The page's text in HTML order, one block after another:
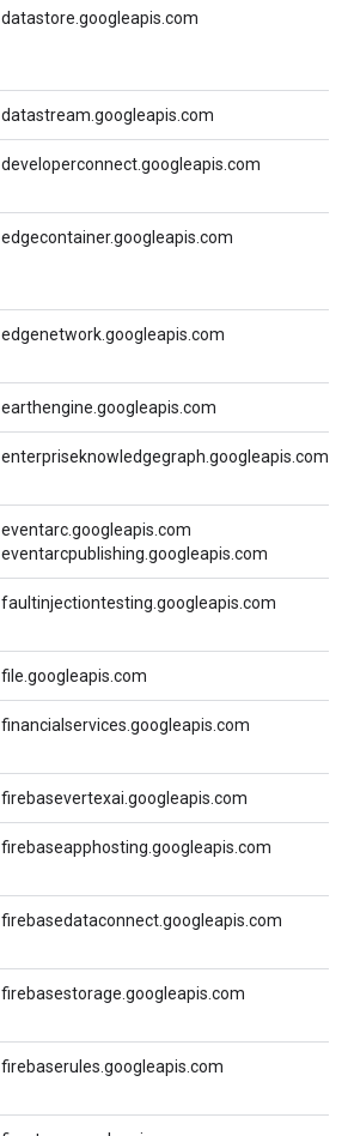
datastore.googleapis.com
datastream.googleapis.com
developerconnect.googleapis.com
edgecontainer.googleapis.com
edgenetwork.googleapis.com
earthengine.googleapis.com
enterpriseknowledgegraph.googleapis.com
eventarc.googleapis.com
eventarcpublishing.googleapis.com
faultinjectiontesting.googleapis.com
file.googleapis.com
financialservices.googleapis.com
firebasevertexai.googleapis.com
firebaseapphosting.googleapis.com
firebasedataconnect.googleapis.com
firebasestorage.googleapis.com
firebaserules.googleapis.com